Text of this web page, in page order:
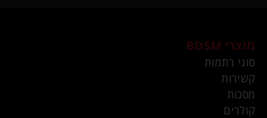
מוצרי BDSM
סוגי רתמות
קשירות
מסכות
קולרים